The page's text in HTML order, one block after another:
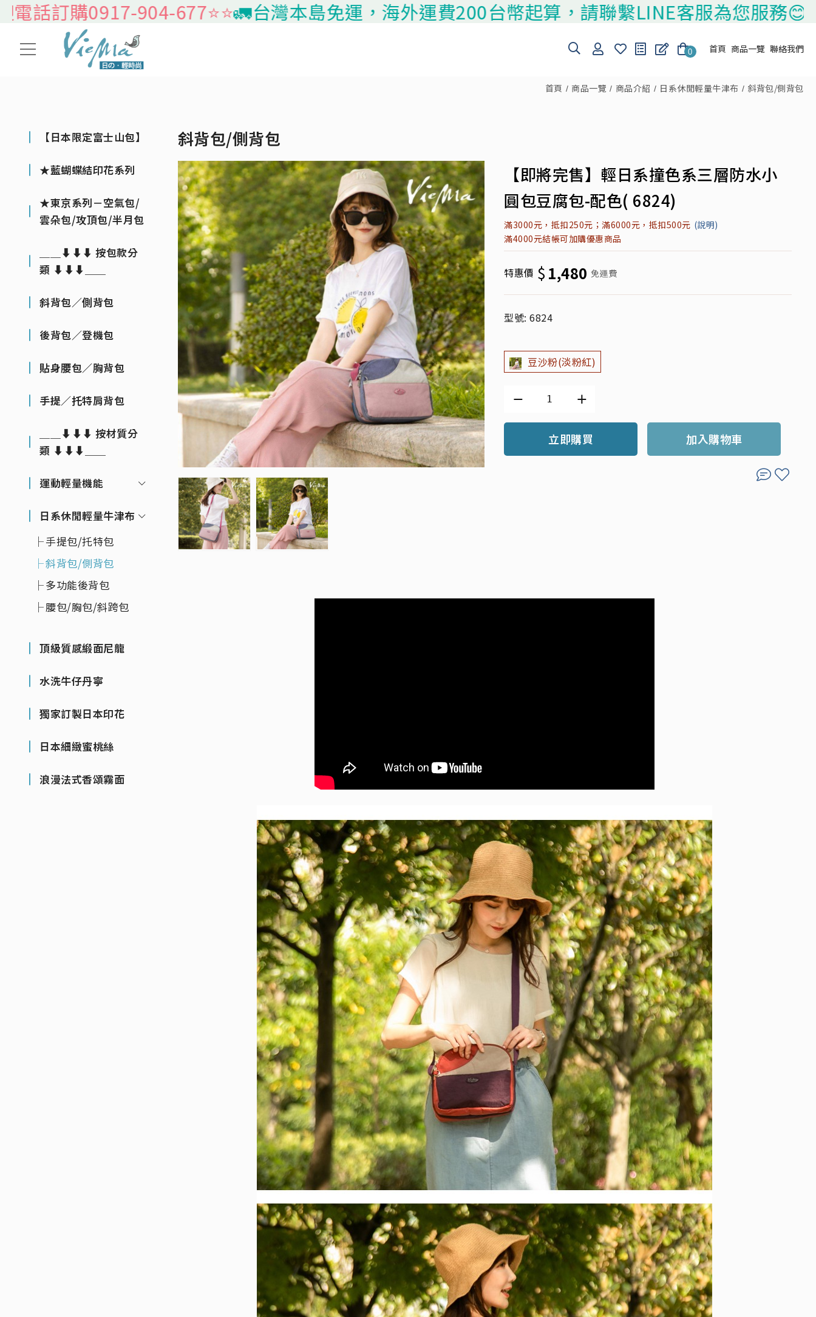
0917-904-677⭐️⭐️🚛台灣本島免運，海外運費200台幣起算，請聯繫LINE客服為您服務😊
0 首頁 商品一覽 聯絡我們
首頁 商品一覽 商品介紹 日系休閒輕量牛津布 斜背包/側背包
【日本限定富士山包】
★藍蝴蝶結印花系列
★東京系列－空氣包/
雲朵包/攻頂包/半月包
＿＿⬇⬇⬇ 按包款分
類 ⬇⬇⬇＿＿
斜背包／側背包
後背包／登機包
貼身腰包／胸背包
手提／托特肩背包
＿＿⬇⬇⬇ 按材質分
類 ⬇⬇⬇＿＿
運動輕量機能
日系休閒輕量牛津布
手提包/托特包
斜背包/側背包
多功能後背包
腰包/胸包/斜跨包
頂級質感緞面尼龍
水洗牛仔丹寧
獨家訂製日本印花
日本細緻蜜桃絲
浪漫法式香頌霧面
斜背包/側背包
【即將完售】輕日系撞色系三層防水小
圓包豆腐包-配色( 6824)
滿3000元，抵扣250元；滿6000元，抵扣500元 (說明)
滿4000元結帳可加購優惠商品
特惠價 $ 1,480 免運費
型號: 6824
豆沙粉(淡粉紅)
立即購買 加入購物車